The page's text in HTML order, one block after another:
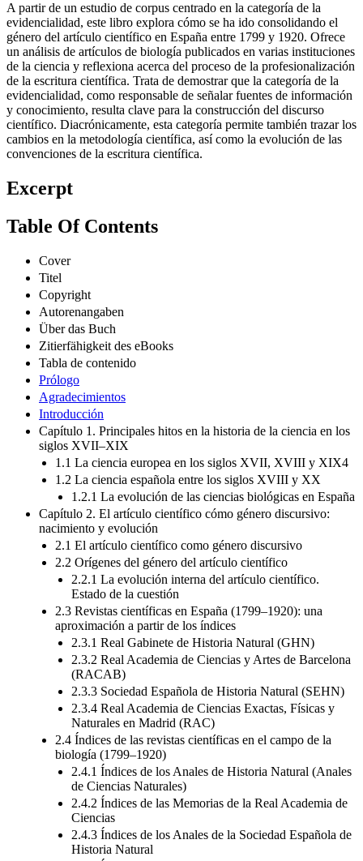
A partir de un estudio de corpus centrado en la categoría de la
evidencialidad, este libro explora cómo se ha ido consolidando el
género del artículo científico en España entre 1799 y 1920. Ofrece
un análisis de artículos de biología publicados en varias instituciones
de la ciencia y reflexiona acerca del proceso de la profesionalización
de la escritura científica. Trata de demostrar que la categoría de la
evidencialidad, como responsable de señalar fuentes de información
y conocimiento, resulta clave para la construcción del discurso
científico. Diacrónicamente, esta categoría permite también trazar los
cambios en la metodología científica, así como la evolución de las
convenciones de la escritura científica.
Excerpt
Table Of Contents
Cover
Titel
Copyright
Autorenangaben
Über das Buch
Zitierfähigkeit des eBooks
Tabla de contenido
Prólogo
Agradecimientos
Introducción
Capítulo 1. Principales hitos en la historia de la ciencia en los
siglos XVII–XIX
1.1 La ciencia europea en los siglos XVII, XVIII y XIX4
1.2 La ciencia española entre los siglos XVIII y XX
1.2.1 La evolución de las ciencias biológicas en España
Capítulo 2. El artículo científico cómo género discursivo:
nacimiento y evolución
2.1 El artículo científico como género discursivo
2.2 Orígenes del género del artículo científico
2.2.1 La evolución interna del artículo científico.
Estado de la cuestión
2.3 Revistas científicas en España (1799–1920): una
aproximación a partir de los índices
2.3.1 Real Gabinete de Historia Natural (GHN)
2.3.2 Real Academia de Ciencias y Artes de Barcelona
(RACAB)
2.3.3 Sociedad Española de Historia Natural (SEHN)
2.3.4 Real Academia de Ciencias Exactas, Físicas y
Naturales en Madrid (RAC)
2.4 Índices de las revistas científicas en el campo de la
biología (1799–1920)
2.4.1 Índices de los Anales de Historia Natural (Anales
de Ciencias Naturales)
2.4.2 Índices de las Memorias de la Real Academia de
Ciencias
2.4.3 Índices de los Anales de la Sociedad Española de
Historia Natural